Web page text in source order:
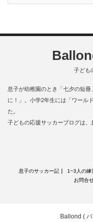
子ども
息子が幼稚園のとき「七夕の短
に！」。小学2年生には「ワール
た。
子どもの応援サッカーブログは、
息子のサッカー記 1~3人の練
お問合
Ballond (